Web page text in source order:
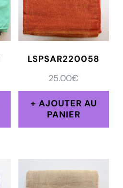
LSPSAR220058
25.00€
AJOUTER AU
PANIER